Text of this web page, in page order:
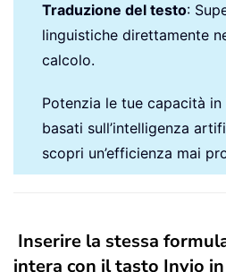
Traduzione del testo:
linguistiche direttamente
calcolo.
Potenzia le tue capacità
basati sull’intelligenza
scopri un’efficienza mai
Inserire la stessa
intera con il tasto Invio